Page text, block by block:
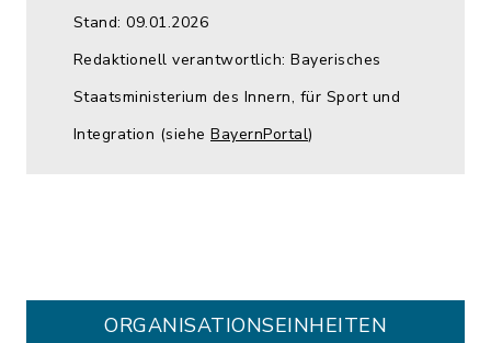
Stand: 09.01.2026
Redaktionell verantwortlich: Bayerisches
Staatsministerium des Innern, für Sport und
Integration (siehe BayernPortal)
ORGANISATIONS­EINHEITEN